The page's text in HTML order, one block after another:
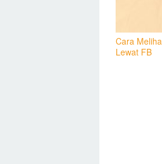
Cara
Lewat FB